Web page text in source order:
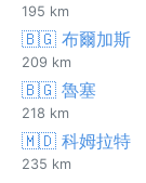
195 km
🇧🇬 布爾加斯
209 km
🇧🇬 魯塞
218 km
🇲🇩 科姆拉特
235 km